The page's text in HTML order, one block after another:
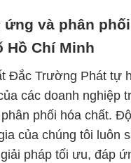
ứng và phân
Hồ Chí Minh
Đắc Trường Phát tự
các doanh nghiệp
phối hóa chất.
của chúng tôi luôn
pháp tối ưu, đáp